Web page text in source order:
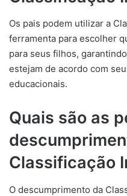
Os pais podem utilizar a
ferramenta para escolher
para seus filhos,
estejam de acordo com
educacionais.
Quais são as
Classificação
O descumprimento da